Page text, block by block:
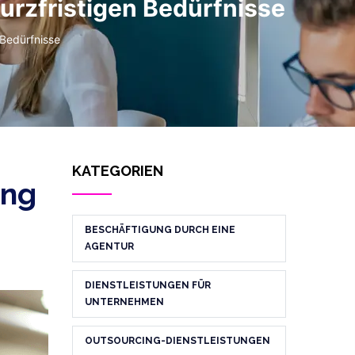
Bedürfnisse
KATEGORIEN
BESCHÄFTIGUNG DURCH EINE
AGENTUR
DIENSTLEISTUNGEN FÜR
UNTERNEHMEN
OUTSOURCING-DIENSTLEISTUNGEN